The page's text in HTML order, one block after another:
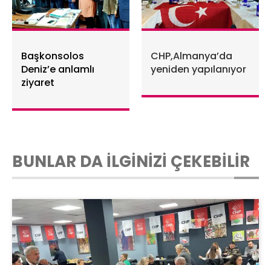
Başkonsolos
Deniz’e anlamlı
ziyaret
CHP,Almanya’da
yeniden yapılanıyor
BUNLAR DA İLGİNİZİ ÇEKEBİLİR